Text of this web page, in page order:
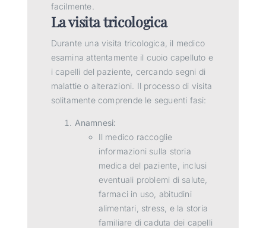
facilmente.
La visita tricologica
Durante una visita tricologica, il medico
esamina attentamente il cuoio capelluto e
i capelli del paziente, cercando segni di
malattie o alterazioni. Il processo di visita
solitamente comprende le seguenti fasi:
Anamnesi:
Il medico raccoglie
informazioni sulla storia
medica del paziente, inclusi
eventuali problemi di salute,
farmaci in uso, abitudini
alimentari, stress, e la storia
familiare di caduta dei capelli